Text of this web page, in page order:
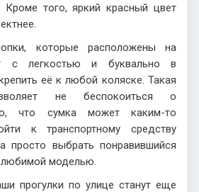
Кроме того, яркий красный цвет
которые расположены на
с легкостью и буквально в
её к любой коляске. Такая
не беспокоиться о
что сумка может каким-то
к транспортному средству
выбрать понравившийся
моделью.
прогулки по улице станут еще